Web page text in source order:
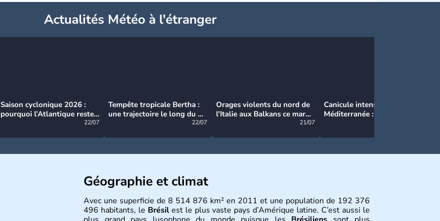
Actualités Météo à l'étranger
Saison cyclonique 2026 :
pourquoi l’Atlantique reste
22/07
Tempête tropicale Bertha :
une trajectoire le long du du
22/07
Orages violents du nord de
l'Italie aux Balkans ce mardi
21/07
Canicule intense en
Méditerranée : près de 50°C
Géographie et climat
Avec une superficie de 8 514 876 km² en 2011 et une population de 192 376
496 habitants, le Brésilest le plus vaste pays d’Amérique latine. C’est aussi le